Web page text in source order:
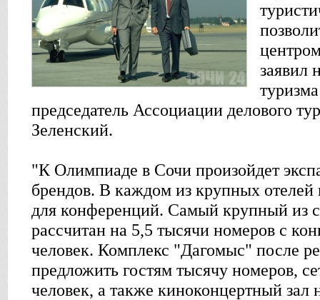
заявил
председатель Ассоциации делового
Зеленский.
"К Олимпиаде в Сочи произойдет
брендов. В каждом из крупных отелей
для конференций. Самый крупный из
рассчитан на 5,5 тысячи номеров с
человек. Комплекс "Дагомыс" после
предложить гостям тысячу номеров,
человек, а также киноконцертный зал